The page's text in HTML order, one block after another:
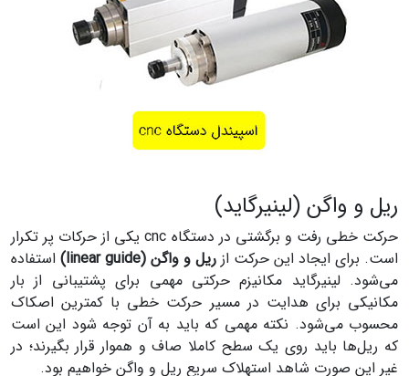
ریل و واگن (لینیرگاید)
حرکت خطی رفت و برگشتی در دستگاه cnc یکی از حرکات پر تکرار
است. برای ایجاد این حرکت از ریل و واگن (linear guide)
استفاده
می‌شود. لینیرگاید مکانیزم حرکتی مهمی برای پشتیبانی از بار
مکانیکی برای هدایت در مسیر حرکت خطی با کمترین اصکاک
محسوب می‌شود. نکته مهمی که باید به آن توجه شود این است
که ریل‌ها باید روی یک سطح کاملا صاف و هموار قرار بگیرند؛ در
غیر این صورت شاهد استهلاک سریع ریل و واگن خواهیم بود.